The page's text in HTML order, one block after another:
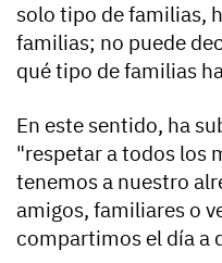
solo tipo de familias,
familias; no puede
qué tipo de familias
En este sentido, ha
"respetar a todos los
tenemos a nuestro
amigos, familiares o
compartimos el día a